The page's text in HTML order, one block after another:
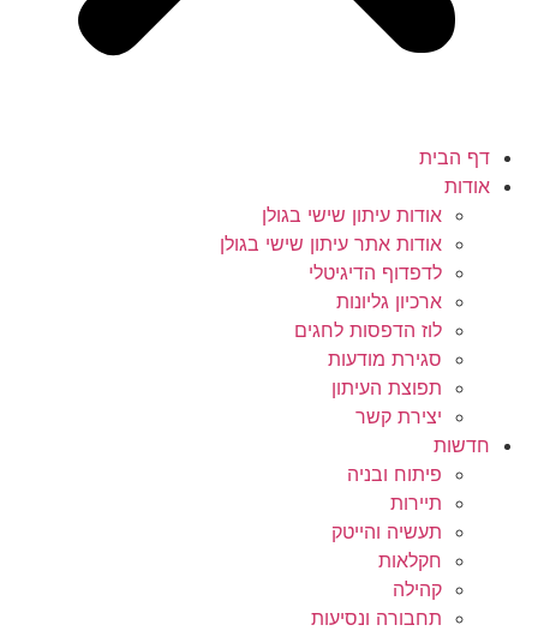
דף הבית
אודות
אודות עיתון שישי בגולן
אודות אתר עיתון שישי בגולן
לדפדוף הדיגיטלי
ארכיון גליונות
לוז הדפסות לחגים
סגירת מודעות
תפוצת העיתון
יצירת קשר
חדשות
פיתוח ובניה
תיירות
תעשיה והייטק
חקלאות
קהילה
תחבורה ונסיעות